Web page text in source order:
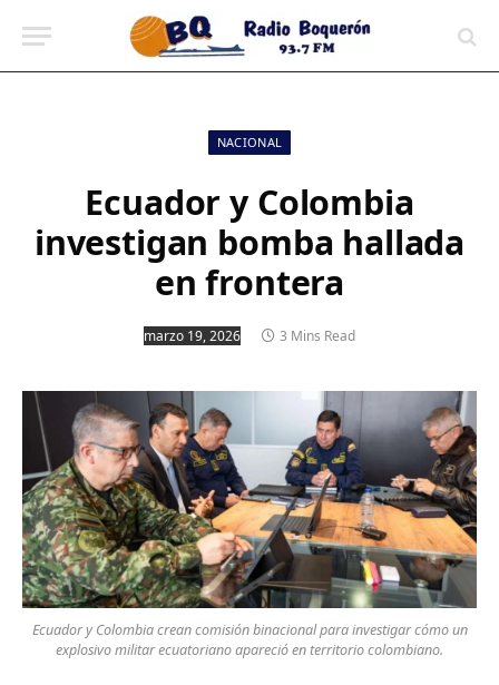
NACIONAL
Ecuador y Colombia
investigan bomba hallada
en frontera
marzo 19, 2026 3 Mins Read
Ecuador y Colombia crean comisión binacional para investigar cómo un
explosivo militar ecuatoriano apareció en territorio colombiano.